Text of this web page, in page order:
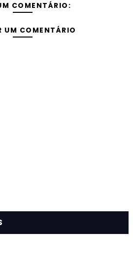
COMENTÁRIO:
UM COMENTÁRIO